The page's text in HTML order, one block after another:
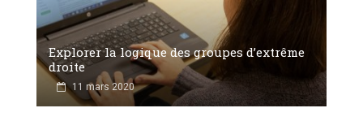
Explorer la logique des groupes d’extrême
droite
11 mars 2020